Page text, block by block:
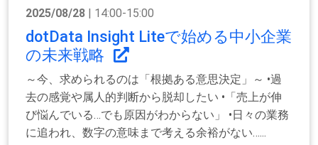
2025/08/28 | 14:00-15:00
dotData Insight Liteで始める中小企業
の未来戦略
～今、求められるのは「根拠ある意思決定」～ •過
去の感覚や属人的判断から脱却したい •「売上が伸
び悩んでいる…でも原因がわからない」 •日々の業務
に追われ、数字の意味まで考える余裕がない…...